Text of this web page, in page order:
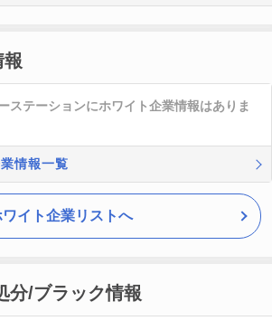
報
ステーションにホワイト企業情報はありま
情報一覧
ワイト企業リストへ
分/ブラック情報